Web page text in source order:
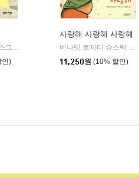
라운드
인)
사랑해 사랑해 사랑해
버나뎃 로제티 슈스탁 글/캐롤라인 제인 처치 그림/신형건 역
11,250원 (10% 할인)